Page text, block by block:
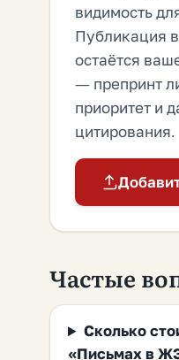
видимость
Публикация
остаётся
— препринт
приоритет и
цитирования.
Частые
Сколько
«Письмах в